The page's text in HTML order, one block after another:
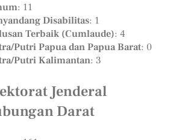
: 11
Disabilitas: 1
Terbaik (Cumlaude): 4
Putri Papua dan Papua Barat: 0
Putri Kalimantan: 3
Jenderal
Darat